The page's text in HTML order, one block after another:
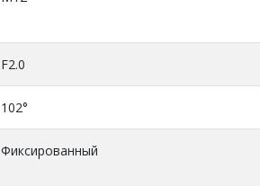
F2.0
102°
Фиксированный